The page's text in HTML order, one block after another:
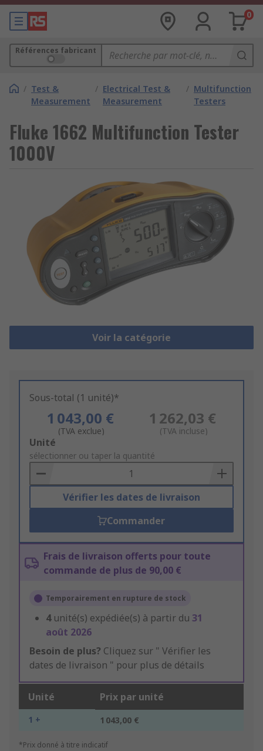
0
Références fabricant
/ Test &
Measurement
/ Electrical Test &
Measurement
/ Multifunction
Testers
Fluke 1662 Multifunction Tester
1000V
Voir la catégorie
Sous-total (1 unité)*
1 043,00 €
(TVA exclue)
1 262,03 €
(TVA incluse)
Add
to
Basket
Unité
sélectionner ou taper la quantité
Vérifier les dates de livraison
Commander
Frais de livraison offerts pour toute
commande de plus de 90,00 €
Temporairement en rupture de stock
4 unité(s) expédiée(s) à partir du 31
août 2026
Besoin de plus? Cliquez sur " Vérifier les
dates de livraison " pour plus de détails
Unité Prix par unité
1 + 1 043,00 €
*Prix donné à titre indicatif